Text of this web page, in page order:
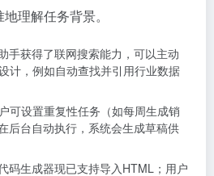
理解任务背景。
手获得了联网搜索能力，可以主动
计，例如自动查找并引用行业数据
可设置重复性任务（如每周生成销
后台自动执行，系统会生成草稿供
码生成器现已支持导入HTML；用户